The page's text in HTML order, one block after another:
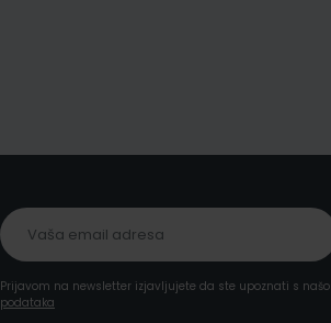
Prijavom na newsletter izjavljujete da ste upoznati s
podataka